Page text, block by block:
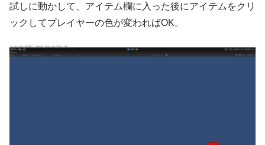
試しに動かして、アイテム欄に入った後にアイテムをクリ
ックしてプレイヤーの色が変わればOK。